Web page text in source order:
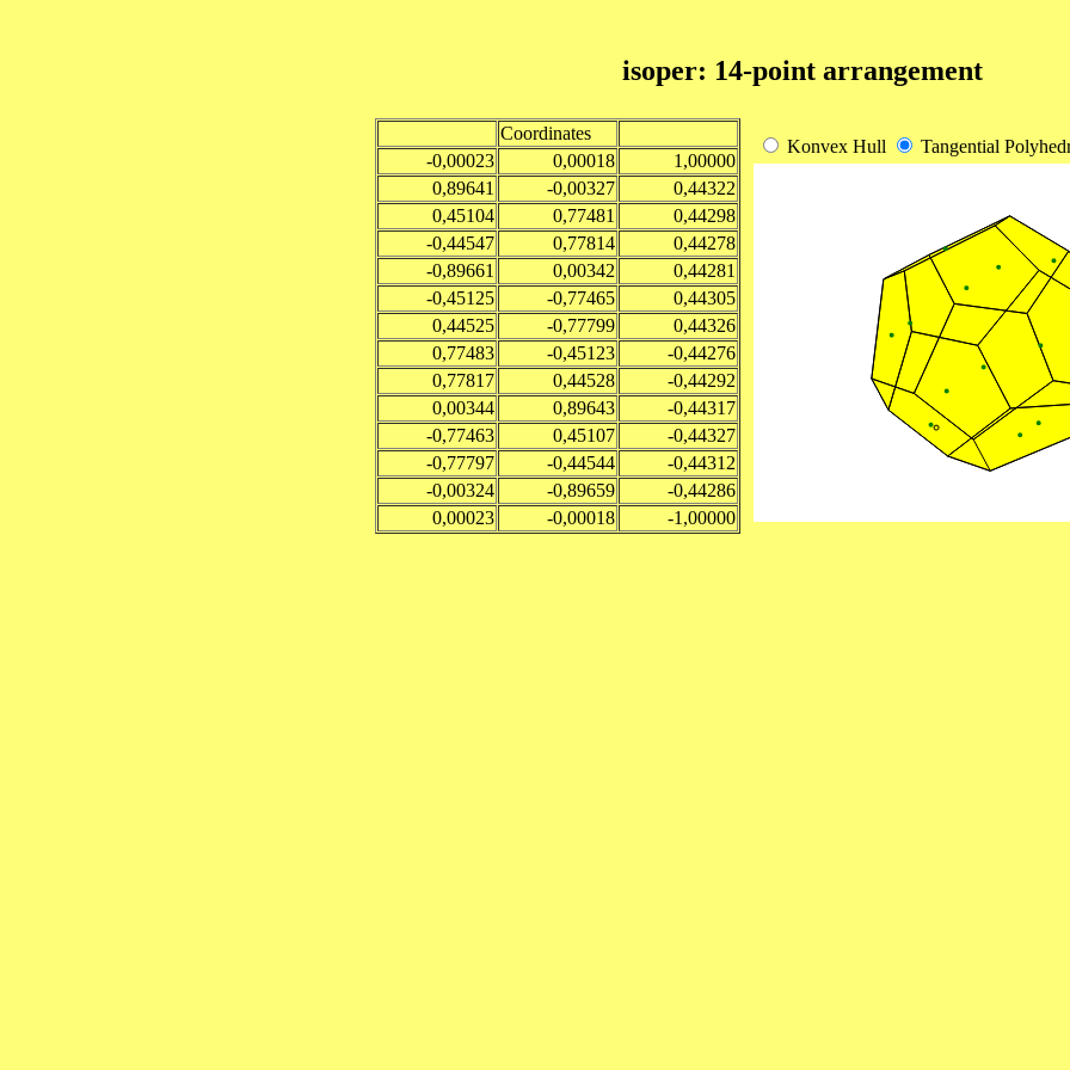
isoper: 14-point arrangement
Coordinates
-0,00023
0,00018
1,00000
0,89641
-0,00327
0,44322
0,45104
0,77481
0,44298
-0,44547
0,77814
0,44278
-0,89661
0,00342
0,44281
-0,45125
-0,77465
0,44305
0,44525
-0,77799
0,44326
0,77483
-0,45123
-0,44276
0,77817
0,44528
-0,44292
0,00344
0,89643
-0,44317
-0,77463
0,45107
-0,44327
-0,77797
-0,44544
-0,44312
-0,00324
-0,89659
-0,44286
0,00023
-0,00018 -1,00000
Konvex Hull Tangential